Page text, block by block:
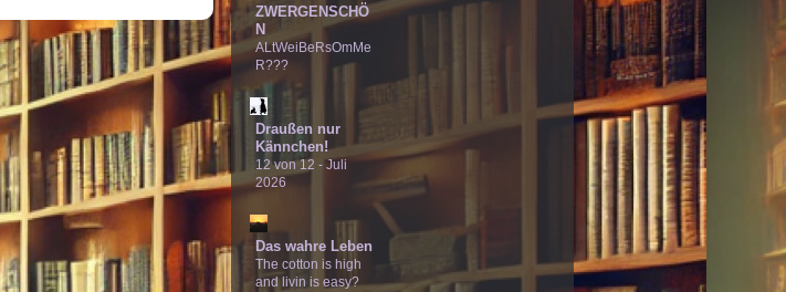
ZWERGENSCHÖ
N
ALtWeiBeRsOmMe
R???
Draußen nur
Kännchen!
12 von 12 - Juli
2026
Das wahre Leben
The cotton is high
and livin is easy?